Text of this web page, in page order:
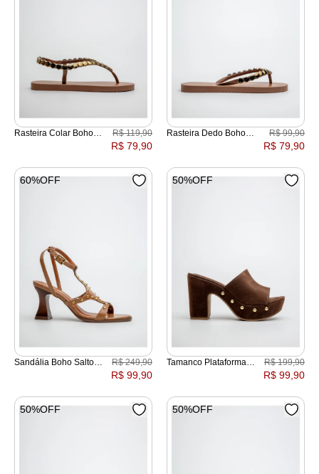
Rasteira Colar Boho
R$ 119,90
R$ 79,90
Rasteira Dedo Boho
R$ 99,90
R$ 79,90
Sandália Boho Salto
R$ 249,90
R$ 99,90
60%OFF
Tamanco Plataforma
R$ 199,90
R$ 99,90
50%OFF
50%OFF 50%OFF